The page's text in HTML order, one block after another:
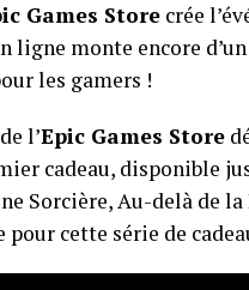
Games Store crée
ligne monte encore
les gamers !
l’Epic Games Store
cadeau, disponible
Sorcière, Au-delà de
cette série de